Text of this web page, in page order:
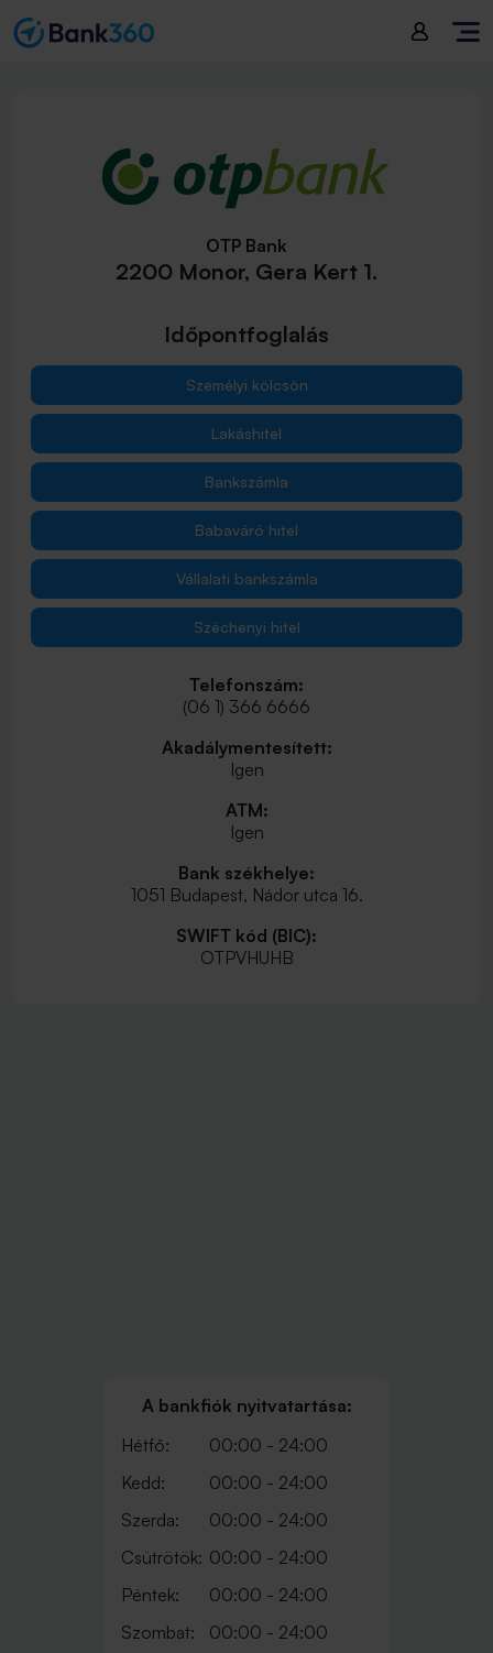
OTP Bank
2200 Monor, Gera Kert 1.
Időpontfoglalás
Személyi kölcsön
Lakáshitel
Bankszámla
Babaváró hitel
Vállalati bankszámla
Széchenyi hitel
Telefonszám:
(06 1) 366 6666
Akadálymentesített:
Igen
ATM:
Igen
Bank székhelye:
1051 Budapest, Nádor utca 16.
SWIFT kód (BIC):
OTPVHUHB
A bankfiók nyitvatartása:
Hétfő:
00:00 - 24:00
Kedd:
00:00 - 24:00
Szerda:
00:00 - 24:00
Csütrötök: 00:00 - 24:00
Péntek:
00:00 - 24:00
Szombat:
00:00 - 24:00